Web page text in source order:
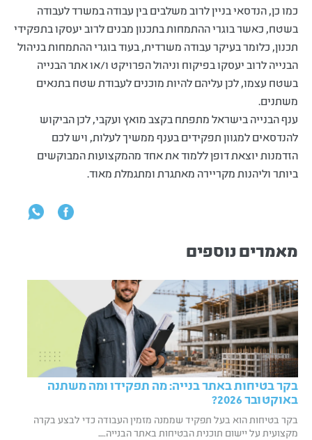
כמו כן, הנדסאי בניין לרוב משלבים בין עבודה במשרד לעבודה
בשטח, כאשר בוגרי ההתמחות בתכנון מבנים לרוב יעסקו בתפקידי
תכנון, כלומר בעיקר עבודה משרדית, בעוד בוגרי ההתמחות בניהול
הבנייה לרוב יעסקו בפיקוח וניהול הפרויקט ו/או אתר הבנייה
בשטח עצמו, לכן עליהם להיות מוכנים לעבודת שטח בתנאים
משתנים.
ענף הבנייה בישראל מתפתח בקצב מואץ ועקבי, לכן הביקוש
להנדסאים למגוון תפקידים בענף ממשיך לעלות, ויש לכם
הזדמנות יוצאת דופן ללמוד את אחד מהמקצועות המבוקשים
ביותר וליהנות מקריירה מאתגרת ומתגמלת מאוד.
מאמרים נוספים
בקר בטיחות באתר בנייה: מה תפקידו ומה משתנה
באוקטובר 2026?
בקר בטיחות הוא בעל תפקיד שממנה מזמין העבודה כדי לבצע בקרה
מקצועית על יישום תוכנית הבטיחות באתר הבנייה.…